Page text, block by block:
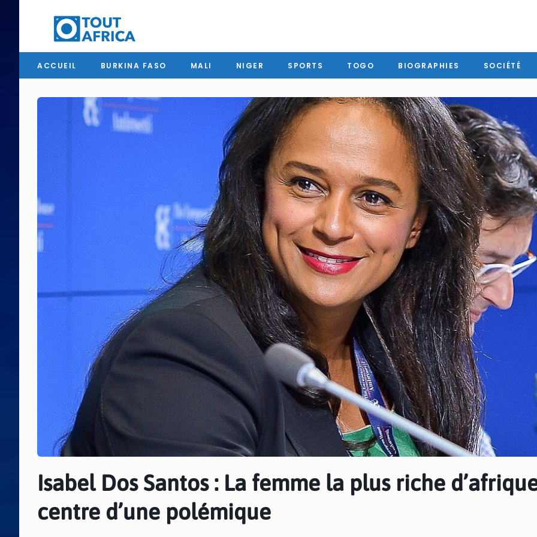
ACCUEIL BURKINA FASO MALI NIGER SPORTS TOGO BIOGRAPHIES SOCIÉTÉ
Isabel Dos Santos : La femme la plus riche
centre d’une polémique